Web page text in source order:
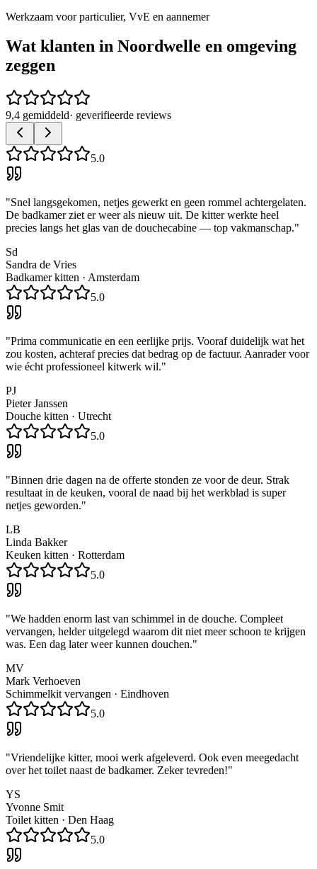
Werkzaam voor particulier, VvE en aannemer
Wat klanten in Noordwelle en omgeving
zeggen
9,4 gemiddeld· geverifieerde reviews
5.0
"Snel langsgekomen, netjes gewerkt en geen rommel achtergelaten.
De badkamer ziet er weer als nieuw uit. De kitter werkte heel
precies langs het glas van de douchecabine — top vakmanschap."
Sd
Sandra de Vries
Badkamer kitten · Amsterdam
5.0
"Prima communicatie en een eerlijke prijs. Vooraf duidelijk wat het
zou kosten, achteraf precies dat bedrag op de factuur. Aanrader voor
wie écht professioneel kitwerk wil."
PJ
Pieter Janssen
Douche kitten · Utrecht
5.0
"Binnen drie dagen na de offerte stonden ze voor de deur. Strak
resultaat in de keuken, vooral de naad bij het werkblad is super
netjes geworden."
LB
Linda Bakker
Keuken kitten · Rotterdam
5.0
"We hadden enorm last van schimmel in de douche. Compleet
vervangen, helder uitgelegd waarom dit niet meer schoon te krijgen
was. Een dag later weer kunnen douchen."
MV
Mark Verhoeven
Schimmelkit vervangen · Eindhoven
5.0
"Vriendelijke kitter, mooi werk afgeleverd. Ook even meegedacht
over het toilet naast de badkamer. Zeker tevreden!"
YS
Yvonne Smit
Toilet kitten · Den Haag
5.0